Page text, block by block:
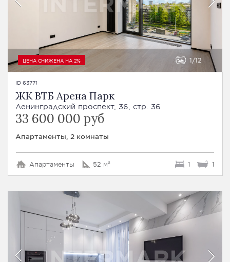
ЦЕНА СНИЖЕНА НА 2% 1 12
ID 63771
ЖК ВТБ Арена Парк
Ленинградский проспект, 36, стр. 36
33 600 000 руб
Апартаменты, 2 комнаты
Апартаменты 52 м² 1 1